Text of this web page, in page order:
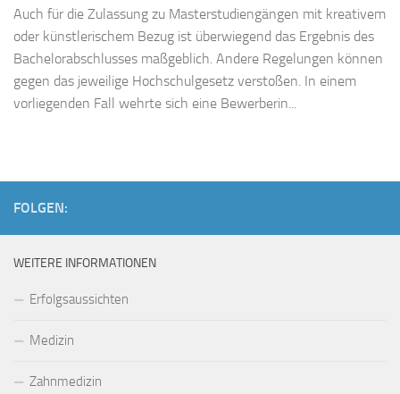
Auch für die Zulassung zu Masterstudiengängen mit kreativem
oder künstlerischem Bezug ist überwiegend das Ergebnis des
Bachelorabschlusses maßgeblich. Andere Regelungen können
gegen das jeweilige Hochschulgesetz verstoßen. In einem
vorliegenden Fall wehrte sich eine Bewerberin...
FOLGEN:
WEITERE INFORMATIONEN
Erfolgsaussichten
Medizin
Zahnmedizin